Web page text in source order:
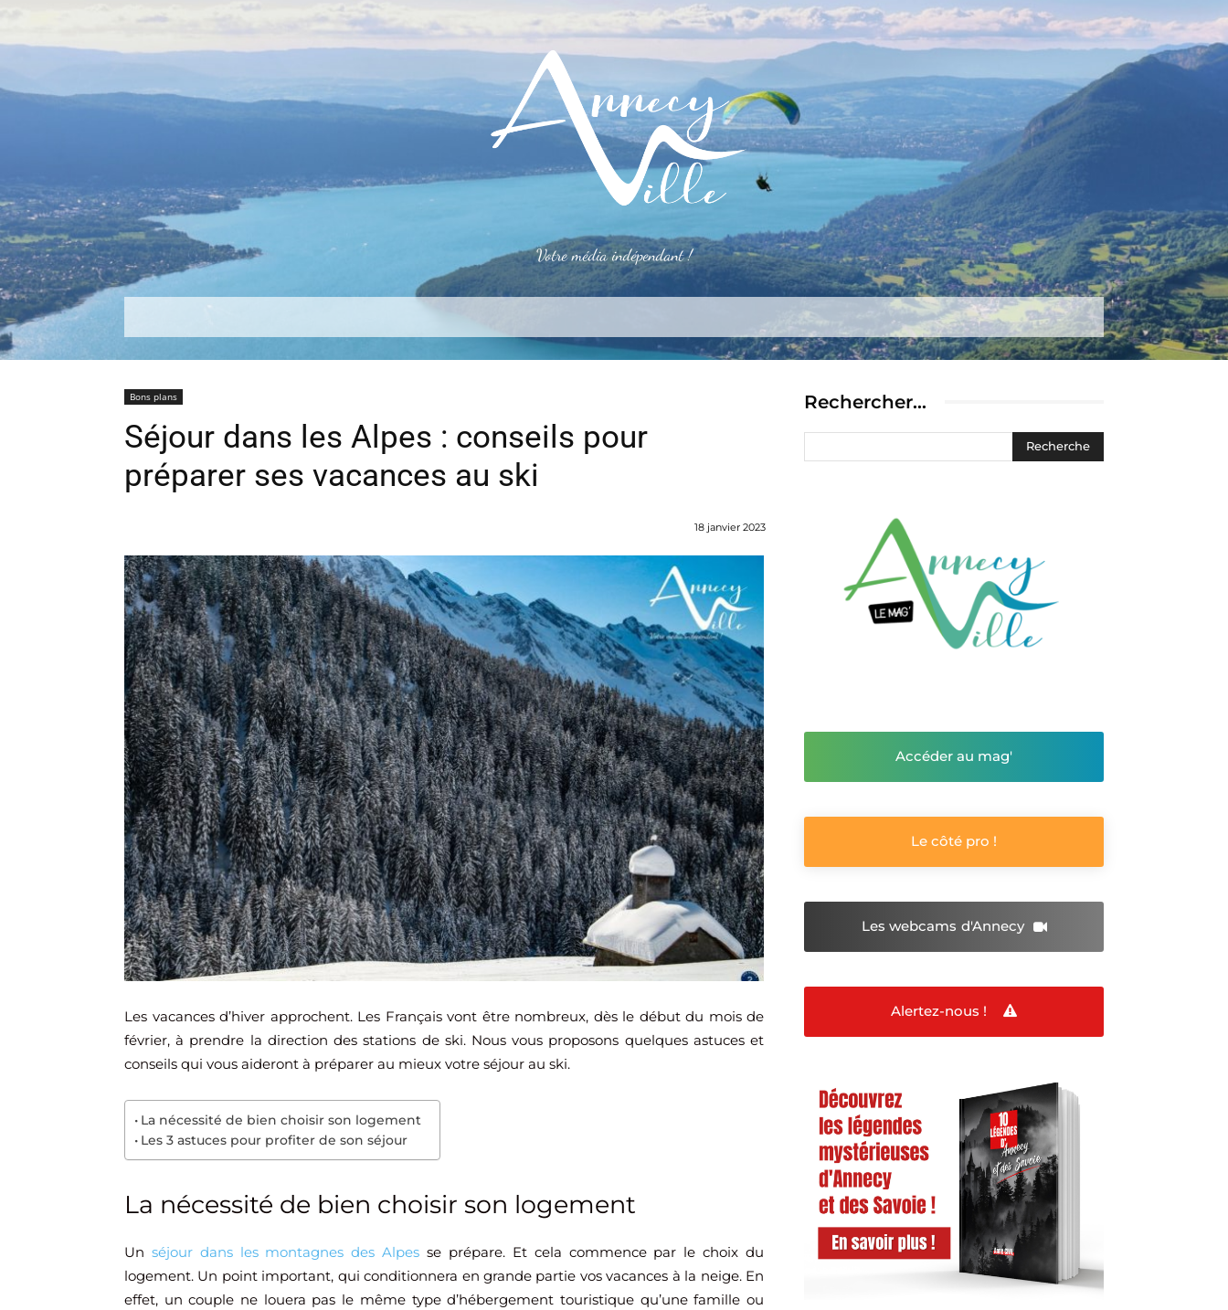
Votre média indépendant !
Alertez-nous Plus
Bons plans
Séjour dans les Alpes : conseils pour
préparer ses vacances au ski
18 janvier 2023
Les vacances d’hiver approchent. Les Français vont être nombreux, dès le début du mois de
février, à prendre la direction des stations de ski. Nous vous proposons quelques astuces et
conseils qui vous aideront à préparer au mieux votre séjour au ski.
La nécessité de bien choisir son logement
Les 3 astuces pour profiter de son séjour
La nécessité de bien choisir son logement
Un séjour dans les montagnes des Alpes se prépare. Et cela commence par le choix du
logement. Un point important, qui conditionnera en grande partie vos vacances à la neige. En
effet, un couple ne louera pas le même type d’hébergement touristique qu’une famille ou
Rechercher…
Accéder au mag'
Le côté pro !
Les webcams d'Annecy
Alertez-nous !